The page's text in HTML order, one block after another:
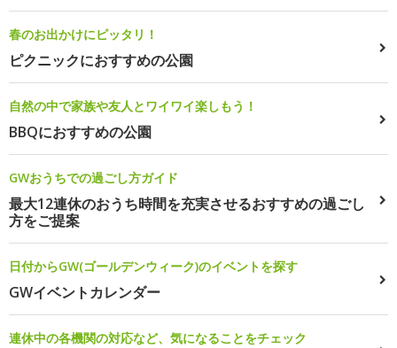
春のお出かけにピッタリ！
ピクニックにおすすめの公園
自然の中で家族や友人とワイワイ楽しもう！
BBQにおすすめの公園
GWおうちでの過ごし方ガイド
最大12連休のおうち時間を充実させるおすすめの過ごし
方をご提案
日付からGW(ゴールデンウィーク)のイベントを探す
GWイベントカレンダー
連休中の各機関の対応など、気になることをチェック